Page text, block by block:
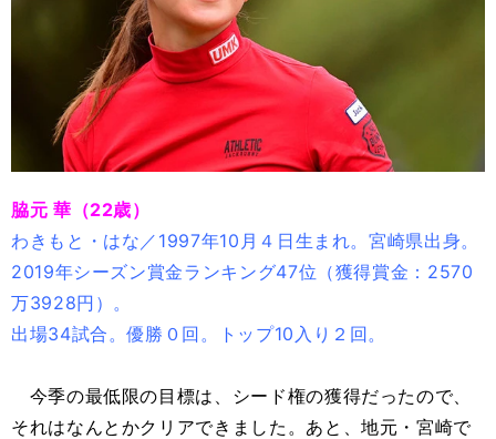
脇元 華（22歳）
わきもと・はな／1997年10月４日生まれ。宮崎県出身。
2019年シーズン賞金ランキング47位（獲得賞金：2570
万3928円）。
出場34試合。優勝０回。トップ10入り２回。
今季の最低限の目標は、シード権の獲得だったので、
それはなんとかクリアできました。あと、地元・宮崎で